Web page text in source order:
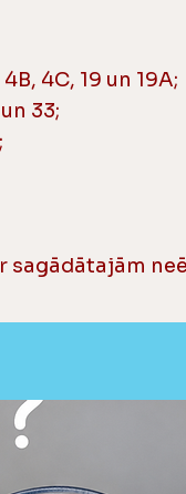
4C, 19 un 19A;
33;
sagādātajām